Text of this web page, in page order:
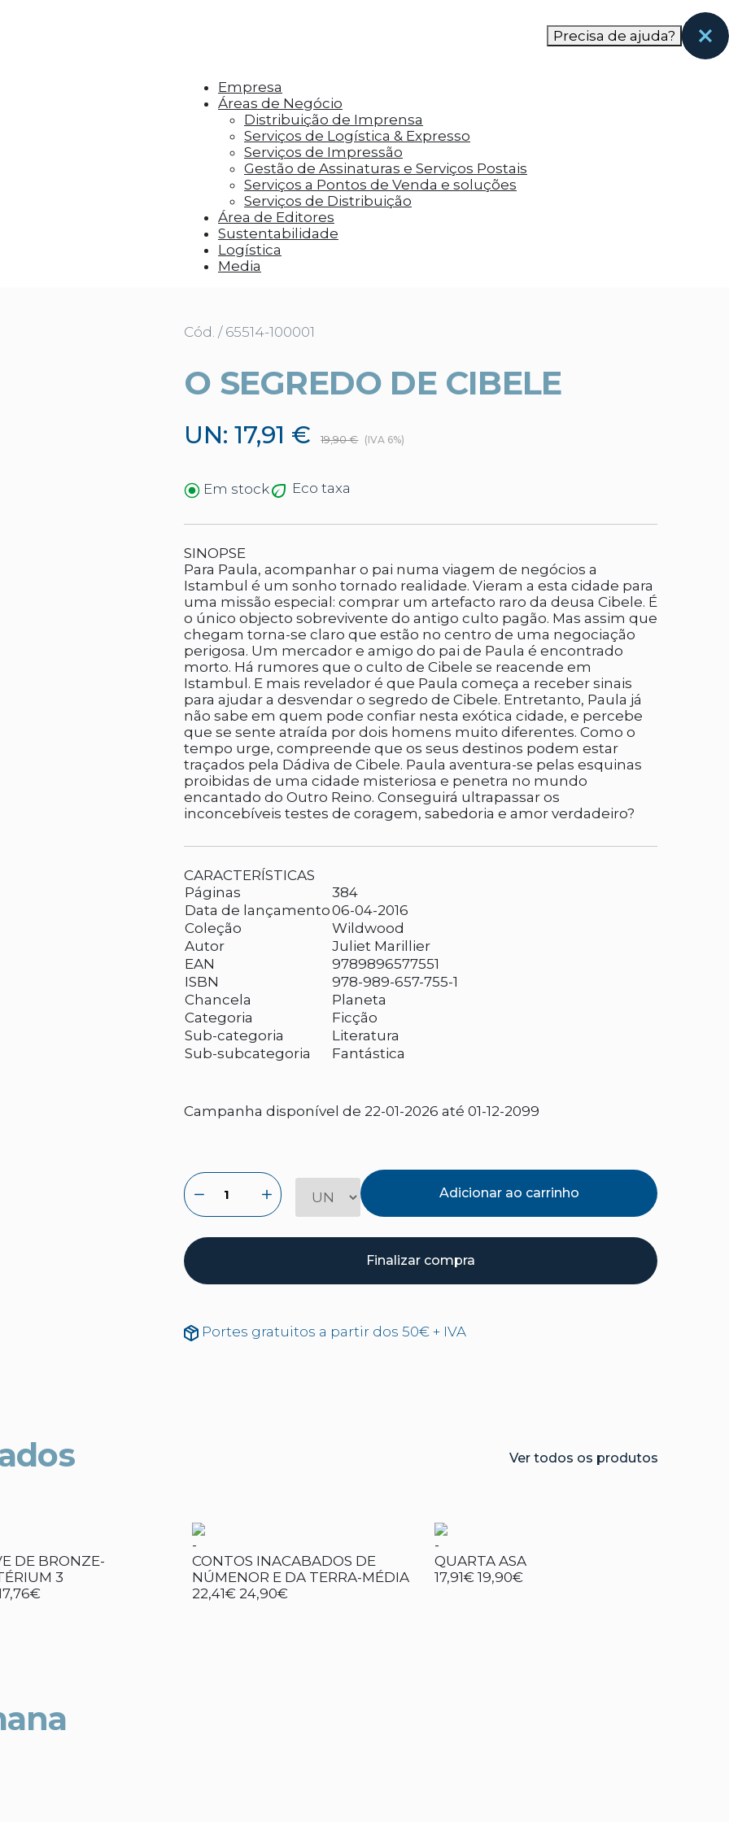
aos visitantes anúncios personalizados com base nas páginas que eles visitaram antes e analisar a
Precisa de ajuda?
Empresa
Áreas de Negócio
Distribuição de Imprensa
Serviços de Logística & Expresso
Serviços de Impressão
Gestão de Assinaturas e Serviços Postais
Serviços a Pontos de Venda e soluções
Serviços de Distribuição
Área de Editores
Sustentabilidade
Logística
Media
Cód. / 65514-100001
O SEGREDO DE CIBELE
UN: 17,91 € 19,90 € (IVA 6%)
Em stock Eco taxa
SINOPSE
Para Paula, acompanhar o pai numa viagem de negócios a
Istambul é um sonho tornado realidade. Vieram a esta cidade para
uma missão especial: comprar um artefacto raro da deusa Cibele. É
o único objecto sobrevivente do antigo culto pagão. Mas assim que
chegam torna-se claro que estão no centro de uma negociação
perigosa. Um mercador e amigo do pai de Paula é encontrado
morto. Há rumores que o culto de Cibele se reacende em
Istambul. E mais revelador é que Paula começa a receber sinais
para ajudar a desvendar o segredo de Cibele. Entretanto, Paula já
não sabe em quem pode confiar nesta exótica cidade, e percebe
que se sente atraída por dois homens muito diferentes. Como o
tempo urge, compreende que os seus destinos podem estar
traçados pela Dádiva de Cibele. Paula aventura-se pelas esquinas
proibidas de uma cidade misteriosa e penetra no mundo
encantado do Outro Reino. Conseguirá ultrapassar os
inconcebíveis testes de coragem, sabedoria e amor verdadeiro?
CARACTERÍSTICAS
Páginas
384
Data de lançamento06-04-2016
Coleção
Wildwood
Autor
Juliet Marillier
EAN
9789896577551
ISBN
978-989-657-755-1
Chancela
Planeta
Categoria
Ficção
Sub-categoria
Literatura
Sub-subcategoria
Fantástica
Campanha disponível de 22-01-2026 até 01-12-2099
Adicionar ao carrinho
Finalizar compra
Portes gratuitos a partir dos 50€ + IVA
Ver todos os produtos
DE BRONZE-
3
-
CONTOS INACABADOS DE
NÚMENOR E DA TERRA-MÉDIA
22,41€ 24,90€
-
QUARTA ASA
17,91€ 19,90€